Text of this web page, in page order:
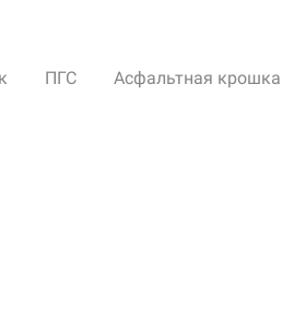
ПГС Асфальтная крошка